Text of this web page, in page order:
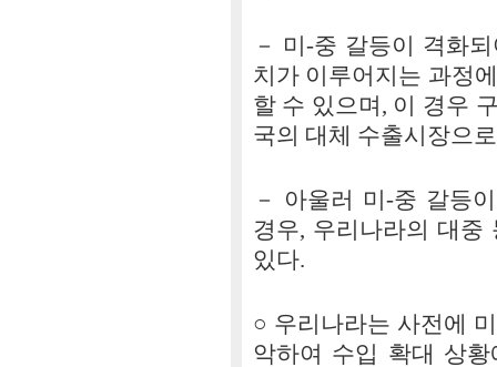
－ 미-중 갈등이 격화
치가 이루어지는 과정
할 수 있으며, 이 경우
국의 대체 수출시장으
－ 아울러 미-중 갈등
경우, 우리나라의 대중
있다.
○ 우리나라는 사전에
악하여 수입 확대 상